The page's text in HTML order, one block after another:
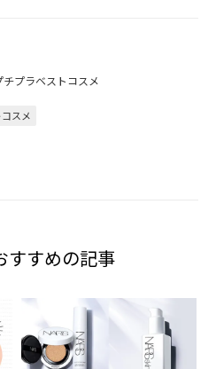
チプラベストコスメ
スメ
すすめの記事